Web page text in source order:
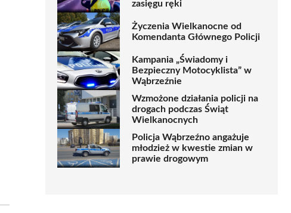
zasięgu ręki
Życzenia Wielkanocne od
Komendanta Głównego Policji
Kampania „Świadomy i
Bezpieczny Motocyklista” w
Wąbrzeźnie
Wzmożone działania policji na
drogach podczas Świąt
Wielkanocnych
Policja Wąbrzeźno angażuje
młodzież w kwestie zmian w
prawie drogowym